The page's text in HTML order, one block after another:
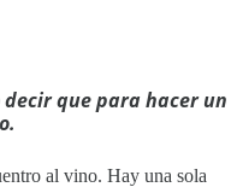
decir que para hacer un
al vino. Hay una sola